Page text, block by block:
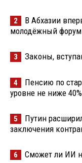
2
В Абхазии
молодёжный форум
3 Законы,
4
Пенсию по
уровне не ниже
5
Путин
заключения
6 Сможет ли ИИ